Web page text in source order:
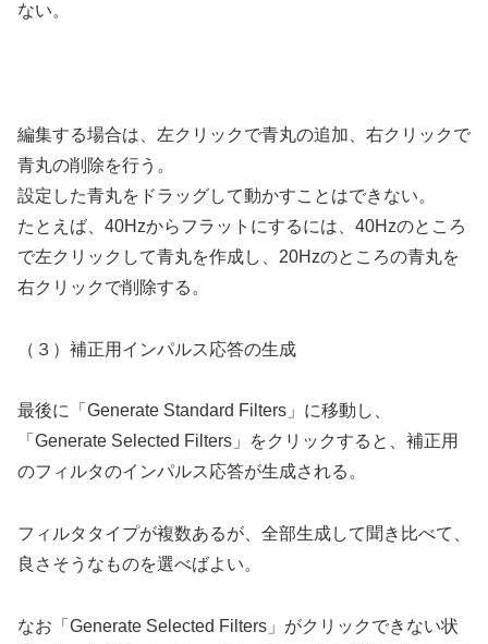
ない。
編集する場合は、左クリックで青丸の追加、右クリックで
青丸の削除を行う。
設定した青丸をドラッグして動かすことはできない。
たとえば、40Hzからフラットにするには、40Hzのところ
で左クリックして青丸を作成し、20Hzのところの青丸を
右クリックで削除する。
（３）補正用インパルス応答の生成
最後に「Generate Standard Filters」に移動し、
「Generate Selected Filters」をクリックすると、補正用
のフィルタのインパルス応答が生成される。
フィルタタイプが複数あるが、全部生成して聞き比べて、
良さそうなものを選べばよい。
なお「Generate Selected Filters」がクリックできない状